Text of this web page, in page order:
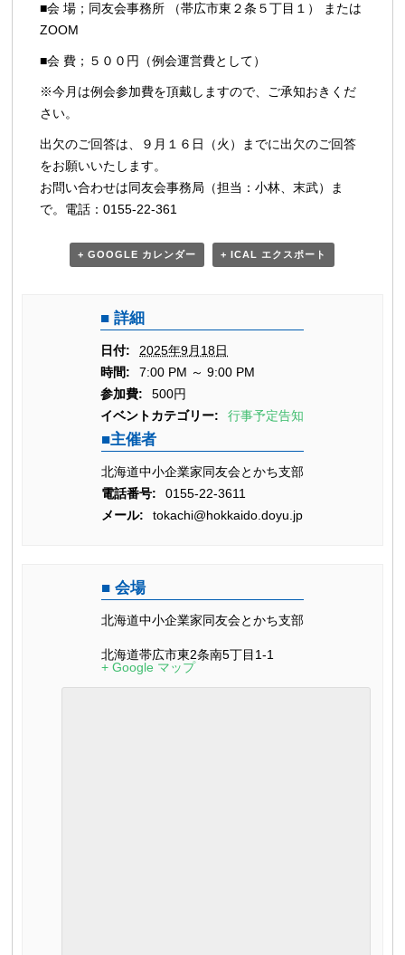
■会 場；同友会事務所 （帯広市東２条５丁目１） または
ZOOM
■会 費；５００円（例会運営費として）
※今月は例会参加費を頂戴しますので、ご承知おきくだ
さい。
出欠のご回答は、９月１６日（火）までに出欠のご回答
をお願いいたします。
お問い合わせは同友会事務局（担当：小林、末武）ま
で。電話：0155-22-361
+ GOOGLE カレンダー + ICAL エクスポート
詳細
日付:
2025年9月18日
時間:
7:00 PM ～ 9:00 PM
参加費:
500円
イベントカテゴリー:
行事予定告知
主催者
北海道中小企業家同友会とかち支部
電話番号:
0155-22-3611
メール:
tokachi@hokkaido.doyu.jp
会場
北海道中小企業家同友会とかち支部
北海道帯広市東2条南5丁目1-1
+ Google マップ